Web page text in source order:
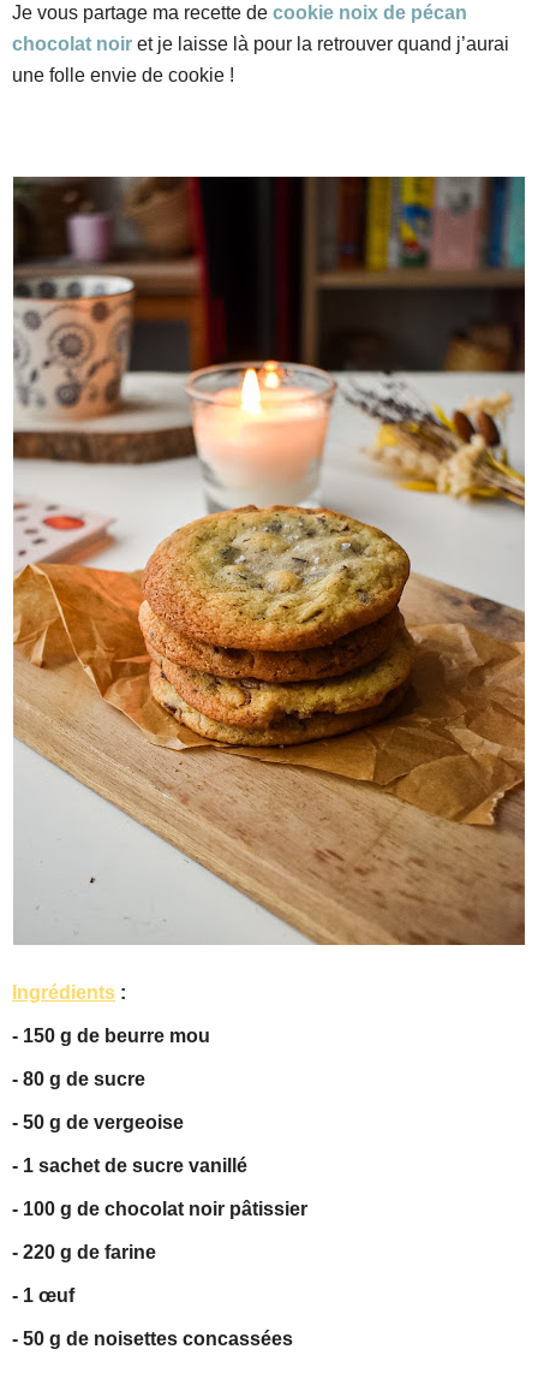
Je vous partage ma recette de cookie noix de pécan
chocolat noir et je laisse là pour la retrouver quand j’aurai
une folle envie de cookie !
Ingrédients :
- 150 g de beurre mou
- 80 g de sucre
- 50 g de vergeoise
- 1 sachet de sucre vanillé
- 100 g de chocolat noir pâtissier
- 220 g de farine
- 1 œuf
- 50 g de noisettes concassées